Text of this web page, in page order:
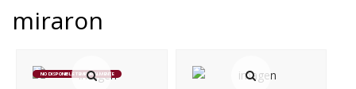
miraron
NO DISPONIBLE TEMPORALMENTE